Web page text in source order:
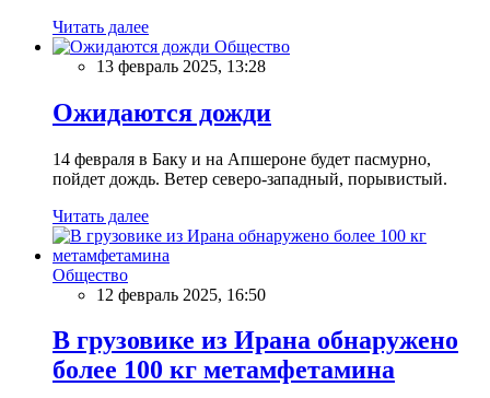
Читать далее
Общество
13 февраль 2025, 13:28
Ожидаются дожди
14 февраля в Баку и на Апшероне будет пасмурно,
пойдет дождь. Ветер северо-западный, порывистый.
Читать далее
Общество
12 февраль 2025, 16:50
В грузовике из Ирана обнаружено
более 100 кг метамфетамина